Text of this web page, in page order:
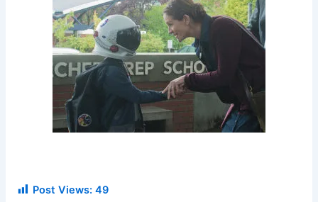
Post Views: 49